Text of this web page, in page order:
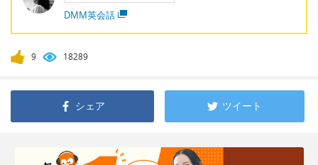
DMM英会話
9 18289
シェア ツイート